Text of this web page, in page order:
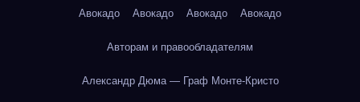
Авокадо Авокадо Авокадо Авокадо
Авторам и правообладателям
Александр Дюма — Граф Монте-Кристо